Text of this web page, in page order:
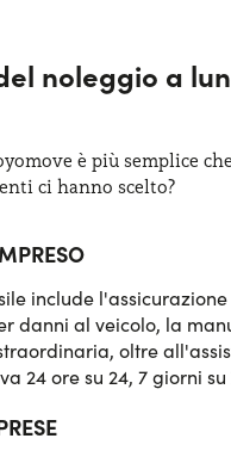
noleggio a
è più semplice
ci hanno scelto?
include l'assicurazione
danni al veicolo, la
oltre
24 ore su 24, 7 giorni su